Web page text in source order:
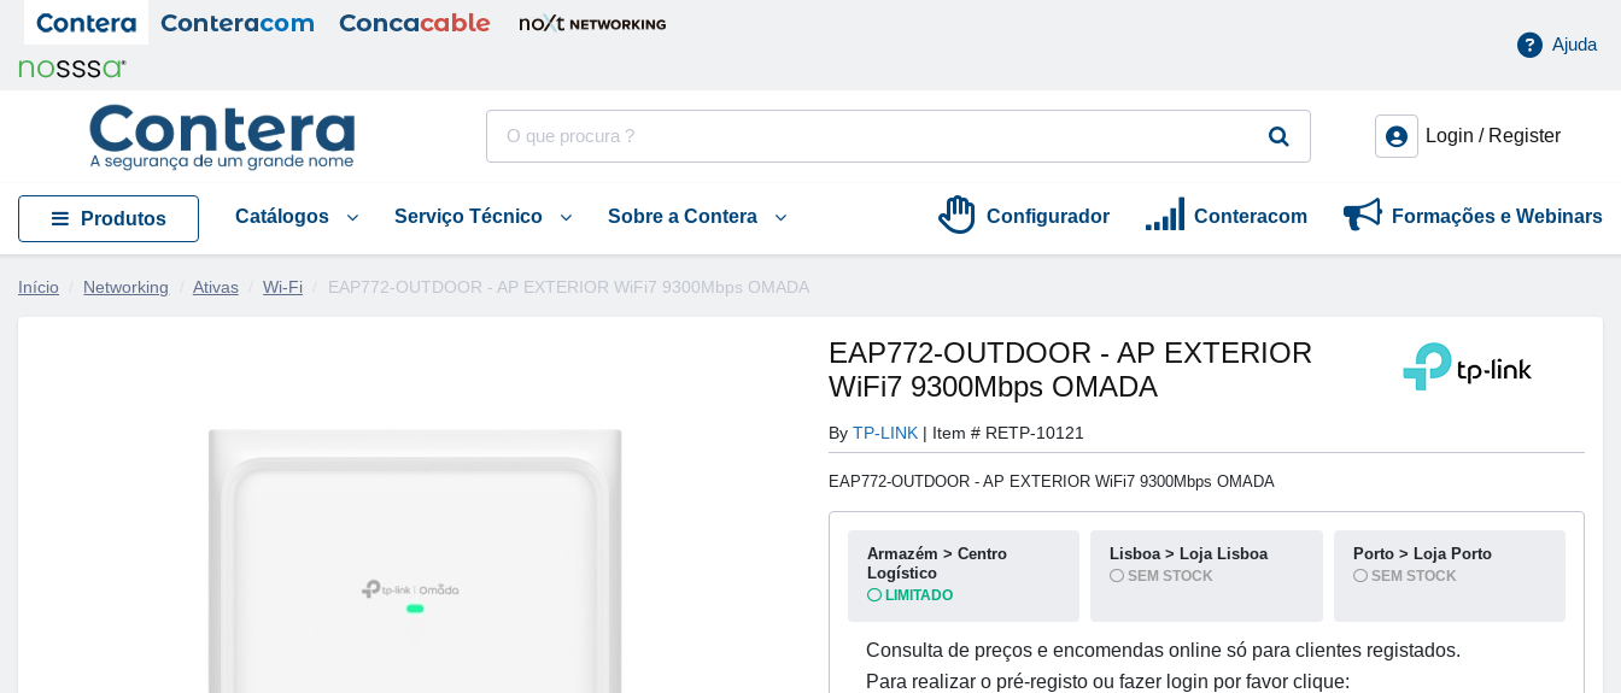
Ajuda
Login / Register
Produtos Catálogos Serviço Técnico Sobre a Contera Formações e Webinars
Conteracom
Configurador
Início Networking Ativas Wi-Fi EAP772-OUTDOOR - AP EXTERIOR WiFi7 9300Mbps OMADA
EAP772-OUTDOOR - AP EXTERIOR
WiFi7 9300Mbps OMADA
By TP-LINK | Item # RETP-10121
EAP772-OUTDOOR - AP EXTERIOR WiFi7 9300Mbps OMADA
Armazém > Centro
Logístico
LIMITADO
Lisboa > Loja Lisboa
SEM STOCK
Porto > Loja Porto
SEM STOCK
Consulta de preços e encomendas online só para clientes registados.
Para realizar o pré-registo ou fazer login por favor clique: